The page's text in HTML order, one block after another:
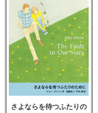
さよならを待つふたりの